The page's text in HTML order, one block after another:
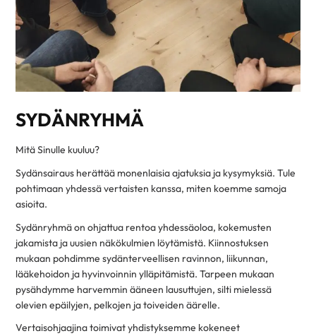
SYDÄNRYHMÄ
Mitä Sinulle kuuluu?
Sydänsairaus herättää monenlaisia ajatuksia ja kysymyksiä. Tule
pohtimaan yhdessä vertaisten kanssa, miten koemme samoja
asioita.
Sydänryhmä on ohjattua rentoa yhdessäoloa, kokemusten
jakamista ja uusien näkökulmien löytämistä. Kiinnostuksen
mukaan pohdimme sydänterveellisen ravinnon, liikunnan,
lääkehoidon ja hyvinvoinnin ylläpitämistä. Tarpeen mukaan
pysähdymme harvemmin ääneen lausuttujen, silti mielessä
olevien epäilyjen, pelkojen ja toiveiden äärelle.
Vertaisohjaajina toimivat yhdistyksemme kokeneet